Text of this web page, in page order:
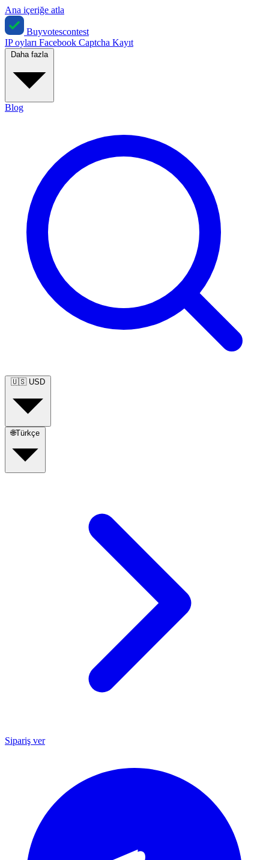
Ana içeriğe atla
Buyvotescontest
IP oyları Facebook Captcha Kayıt
Daha fazla
Blog
🇺🇸 USD
🌐Türkçe
Sipariş ver